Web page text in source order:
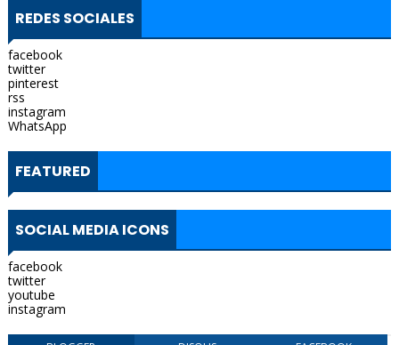
REDES SOCIALES
facebook
twitter
pinterest
rss
instagram
WhatsApp
FEATURED
SOCIAL MEDIA ICONS
facebook
twitter
youtube
instagram